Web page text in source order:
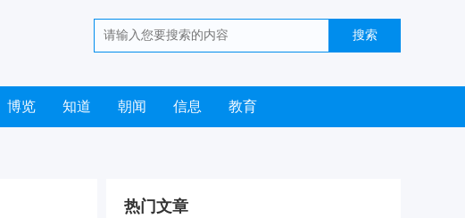
博览 知道 朝闻 信息 教育
热门文章